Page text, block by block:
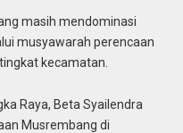
masih mendominasi
musyawarah perencaan
kecamatan.
Raya, Beta Syailendra
Musrembang di